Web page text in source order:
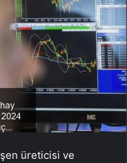
üreticisi ve